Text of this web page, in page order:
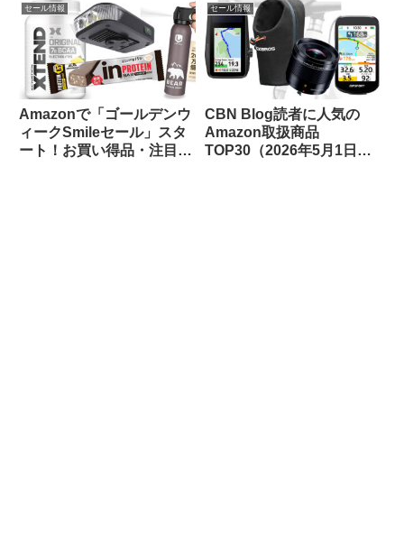
します
をピックアップしてご紹介
セール情報
Amazonで「ゴールデンウ
ィークSmileセール」スタ
ート！お買い得品・注目品
セール情報
CBN Blog読者に人気の
Amazon取扱商品
TOP30（2026年5月1日